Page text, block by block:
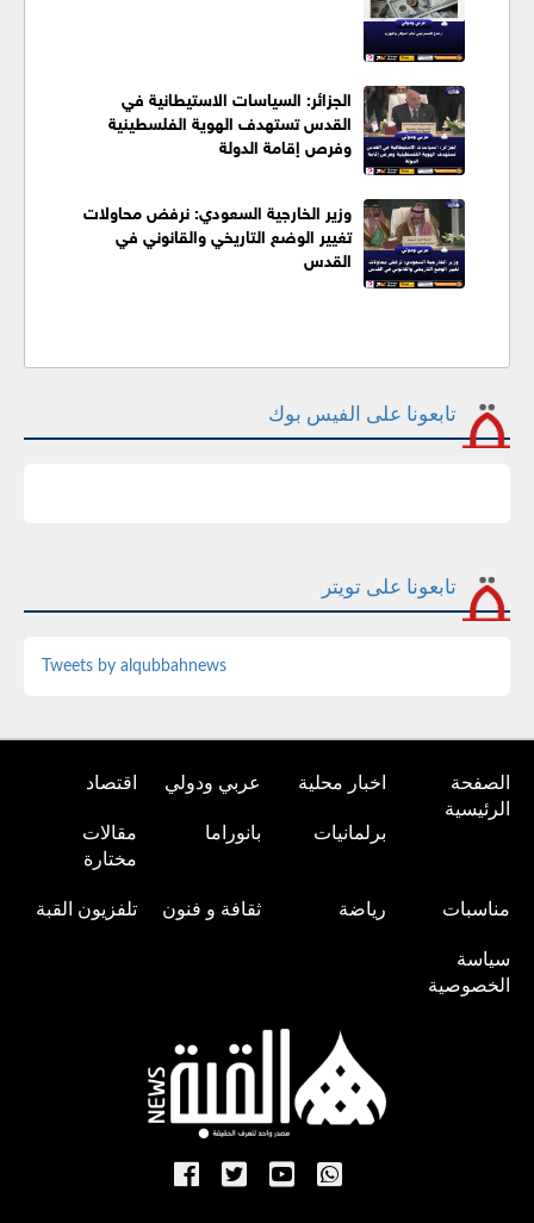
الجزائر: السياسات الاستيطانية في
القدس تستهدف الهوية الفلسطينية
وفرص إقامة الدولة
وزير الخارجية السعودي: نرفض محاولات
تغيير الوضع التاريخي والقانوني في
القدس
تابعونا على الفيس بوك
تابعونا على تويتر
Tweets by alqubbahnews
الصفحة
الرئيسية
اخبار محلية عربي ودولي اقتصاد
برلمانيات بانوراما
مقالات
مختارة
مناسبات رياضة ثقافة و فنون تلفزيون القبة
سياسة
الخصوصية